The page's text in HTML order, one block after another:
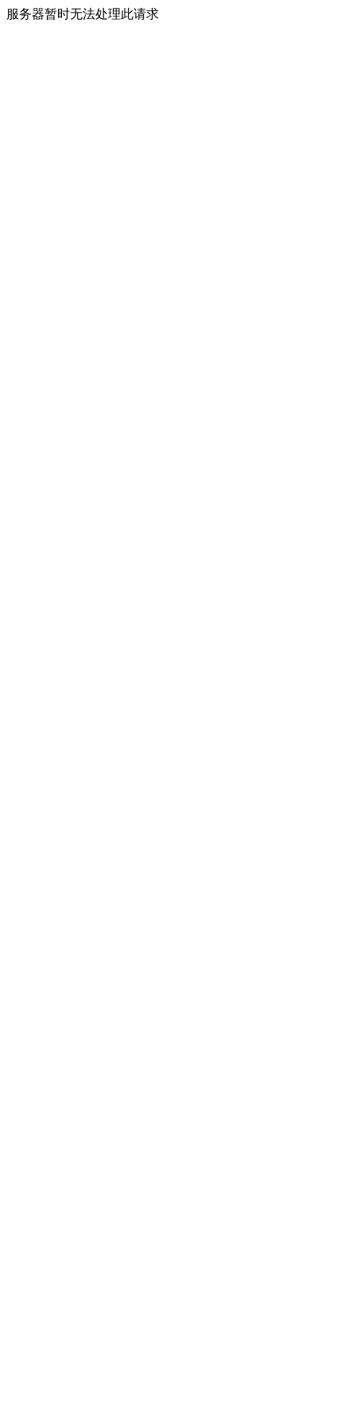
服务器暂时无法处理此请求